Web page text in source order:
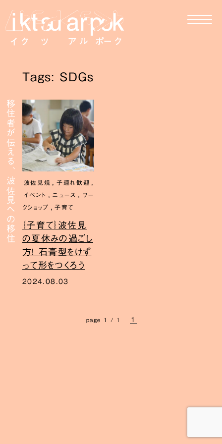
移住者が伝える、波佐見への移住
Tags: SDGs
波佐見焼 , 子連れ歓迎 ,
イベント , ニュース , ワー
クショップ , 子育て
｛子育て｝波佐見
の夏休みの過ごし
方！ 石膏型をけず
って形をつくろう
2024.08.03
page 1 / 1 1